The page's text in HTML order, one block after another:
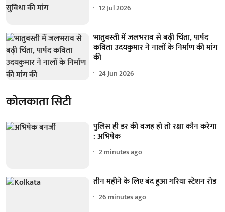
12 Jul 2026
भातुबस्ती में जलभराव से बढ़ी चिंता, पार्षद
कविता उदयकुमार ने नालों के निर्माण की मांग
की
24 Jun 2026
कोलकाता सिटी
पुलिस ही डर की वजह हो तो रक्षा कौन करेगा
: अभिषेक
2 minutes ago
तीन महीने के लिए बंद हुआ गरिया स्टेशन रोड
26 minutes ago